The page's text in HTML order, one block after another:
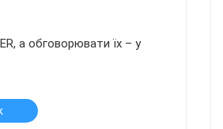
а обговорювати їх – у